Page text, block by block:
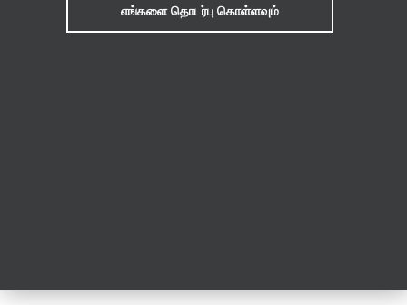
எங்களை தொடர்பு கொள்ளவும்